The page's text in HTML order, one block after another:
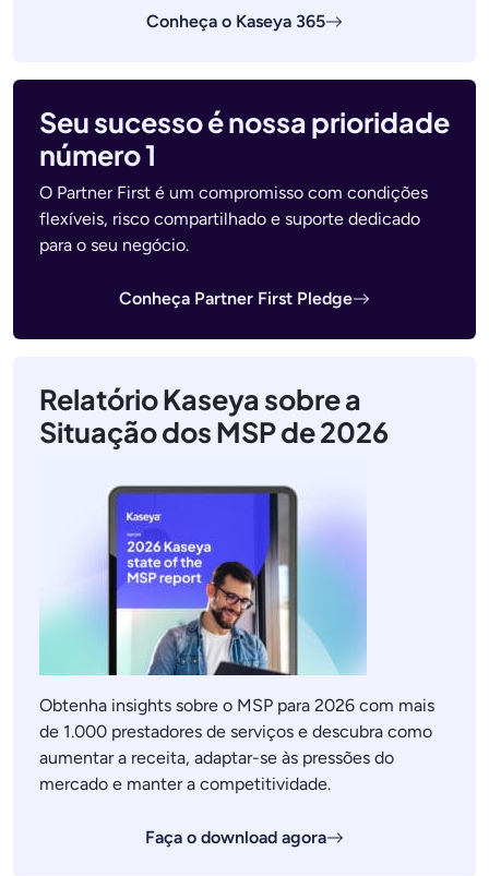
Conheça o Kaseya 365
Seu sucesso é nossa prioridade
número 1
O Partner First é um compromisso com condições
flexíveis, risco compartilhado e suporte dedicado
para o seu negócio.
Conheça Partner First Pledge
Relatório Kaseya sobre a
Situação dos MSP de 2026
Obtenha insights sobre o MSP para 2026 com mais
de 1.000 prestadores de serviços e descubra como
aumentar a receita, adaptar-se às pressões do
mercado e manter a competitividade.
Faça o download agora